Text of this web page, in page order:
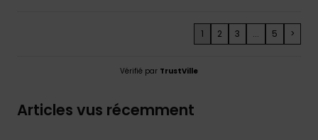
1 2 3 ... 5 >
Vérifié par TrustVille
Articles vus récemment